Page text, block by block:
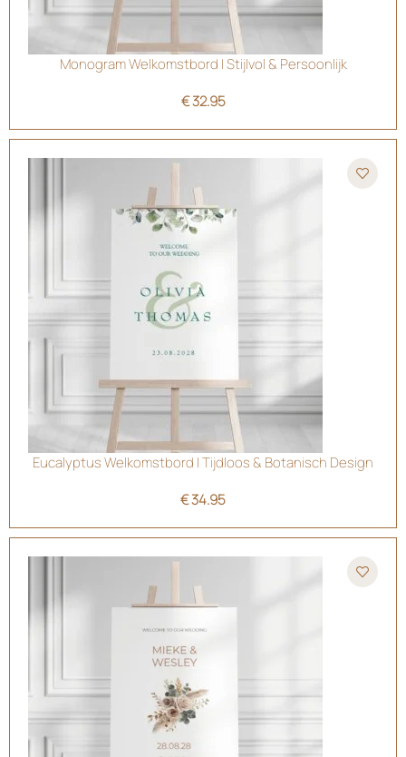
Monogram Welkomstbord | Stijlvol & Persoonlijk
€32.95
Eucalyptus Welkomstbord | Tijdloos & Botanisch Design
€34.95